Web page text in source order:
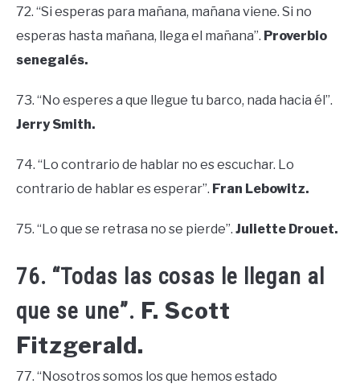
72. “Si esperas para mañana, mañana viene. Si no
esperas hasta mañana, llega el mañana”. Proverbio
senegalés.
73. “No esperes a que llegue tu barco, nada hacia él”.
Jerry Smith.
74. “Lo contrario de hablar no es escuchar. Lo
contrario de hablar es esperar”. Fran Lebowitz.
75. “Lo que se retrasa no se pierde”. Juliette Drouet.
76. “Todas las cosas le llegan al
que se une”. F. Scott
Fitzgerald.
77. “Nosotros somos los que hemos estado